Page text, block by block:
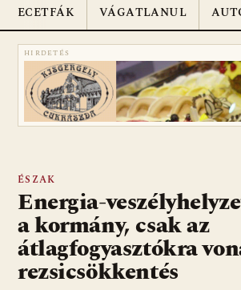
ECETFÁK VÁGATLANUL
HIRDETÉS
ÉSZAK
Energia-
a kormány, csak az
átlagfogyasztókra
rezsicsökkentés